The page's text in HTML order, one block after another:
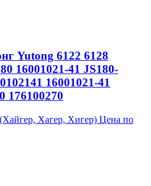
Yutong 6122 6128
16001021-41 JS180-
16001021-41
176100270
Хагер, Хигер) Цена по